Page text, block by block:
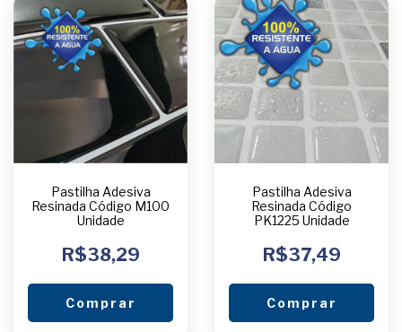
Pastilha Adesiva
Resinada Código M100
Unidade
R$38,29
Comprar
Pastilha Adesiva
Resinada Código
PK1225 Unidade
R$37,49
Comprar